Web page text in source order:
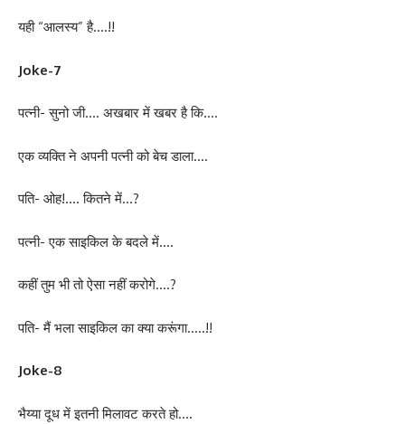
यही “आलस्य” है….!!
Joke-7
पत्नी- सुनो जी…. अखबार में खबर है कि….
एक व्यक्ति ने अपनी पत्नी को बेच डाला….
पति- ओह!…. कितने में…?
पत्नी- एक साइकिल के बदले में….
कहीं तुम भी तो ऐसा नहीं करोगे….?
पति- मैं भला साइकिल का क्या करूंगा…..!!
Joke-8
भैय्या दूध में इतनी मिलावट करते हो….